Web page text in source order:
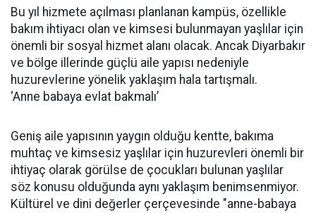
Bu yıl hizmete açılması planlanan kampüs, özellikle
bakım ihtiyacı olan ve kimsesi bulunmayan yaşlılar için
önemli bir sosyal hizmet alanı olacak. Ancak Diyarbakır
ve bölge illerinde güçlü aile yapısı nedeniyle
huzurevlerine yönelik yaklaşım hala tartışmalı.
‘Anne babaya evlat bakmalı’
Geniş aile yapısının yaygın olduğu kentte, bakıma
muhtaç ve kimsesiz yaşlılar için huzurevleri önemli bir
ihtiyaç olarak görülse de çocukları bulunan yaşlılar
söz konusu olduğunda aynı yaklaşım benimsenmiyor.
Kültürel ve dini değerler çerçevesinde "anne-babaya